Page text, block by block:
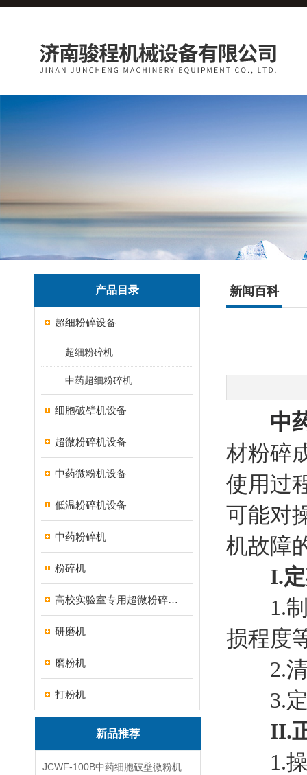
产品目录
超细粉碎设备
超细粉碎机
中药超细粉碎机
细胞破壁机设备
超微粉碎机设备
中药微粉机设备
低温粉碎机设备
中药粉碎机
粉碎机
高校实验室专用超微粉碎机设备
研磨机
磨粉机
打粉机
新品推荐
JCWF-100B中药细胞破壁微粉机
新闻百科
中
材粉碎
使用过
可能对
机故障
I.
1.制
损程度
2.清
3.定
II.
1.操